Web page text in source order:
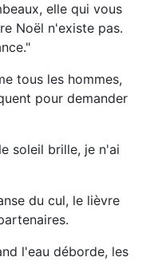
elle qui vous
Noël n'existe pas.
tous les hommes,
pour demander
soleil brille, je n'ai
du cul, le lièvre
l'eau déborde, les